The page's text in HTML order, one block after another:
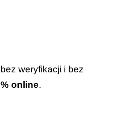
weryfikacji i bez
online.